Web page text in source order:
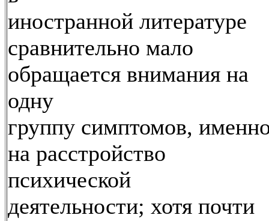
иностранной литературе
сравнительно мало
обращается внимания на
одну
группу симптомов,
на расстройство
психической
деятельности; хотя почти